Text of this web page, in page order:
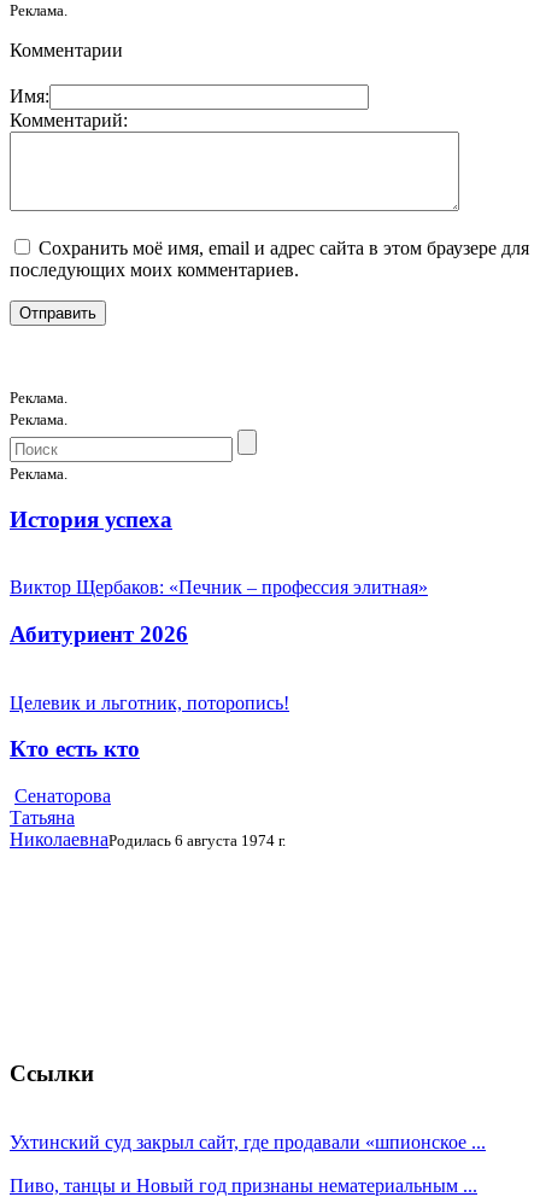
Реклама.
Комментарии
Имя:
Комментарий:
Сохранить моё имя, email и адрес сайта в этом браузере для
последующих моих комментариев.
Реклама.
Реклама.
Реклама.
История успеха
Виктор Щербаков: «Печник – профессия элитная»
Абитуриент 2026
Целевик и льготник, поторопись!
Кто есть кто
Сенаторова
Татьяна
НиколаевнаРодилась 6 августа 1974 г.
Ссылки
Ухтинский суд закрыл сайт, где продавали «шпионское ...
Пиво, танцы и Новый год признаны нематериальным ...